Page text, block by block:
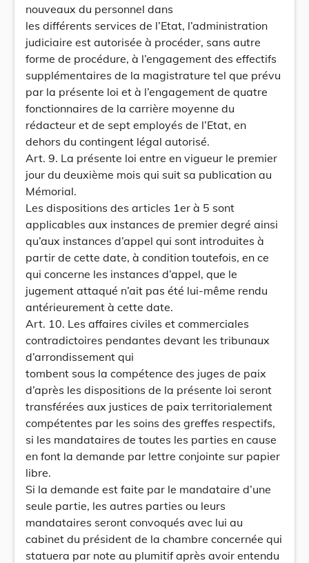
nouveaux du personnel dans
les différents services de l’Etat, l’administration
judiciaire est autorisée à procéder, sans autre
forme de procédure, à l’engagement des effectifs
supplémentaires de la magistrature tel que prévu
par la présente loi et à l’engagement de quatre
fonctionnaires de la carrière moyenne du
rédacteur et de sept employés de l’Etat, en
dehors du contingent légal autorisé.
Art. 9. La présente loi entre en vigueur le premier
jour du deuxième mois qui suit sa publication au
Mémorial.
Les dispositions des articles 1er à 5 sont
applicables aux instances de premier degré ainsi
qu’aux instances d’appel qui sont introduites à
partir de cette date, à condition toutefois, en ce
qui concerne les instances d’appel, que le
jugement attaqué n’ait pas été lui-même rendu
antérieurement à cette date.
Art. 10. Les affaires civiles et commerciales
contradictoires pendantes devant les tribunaux
d’arrondissement qui
tombent sous la compétence des juges de paix
d’après les dispositions de la présente loi seront
transférées aux justices de paix territorialement
compétentes par les soins des greffes respectifs,
si les mandataires de toutes les parties en cause
en font la demande par lettre conjointe sur papier
libre.
Si la demande est faite par le mandataire d’une
seule partie, les autres parties ou leurs
mandataires seront convoqués avec lui au
cabinet du président de la chambre concernée qui
statuera par note au plumitif après avoir entendu